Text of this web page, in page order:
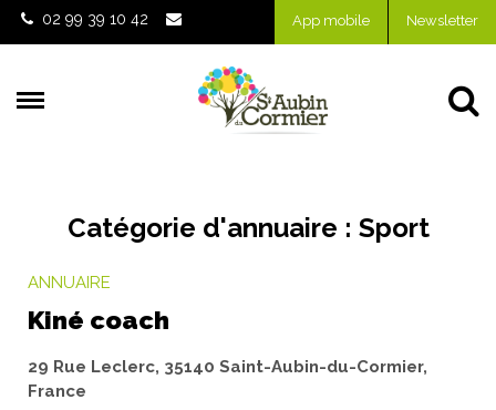
Gestion des traceurs
02 99 39 10 42 App mobile Newsletter
Catégorie d'annuaire : Sport
ANNUAIRE
Kiné coach
29 Rue Leclerc, 35140 Saint-Aubin-du-Cormier,
France